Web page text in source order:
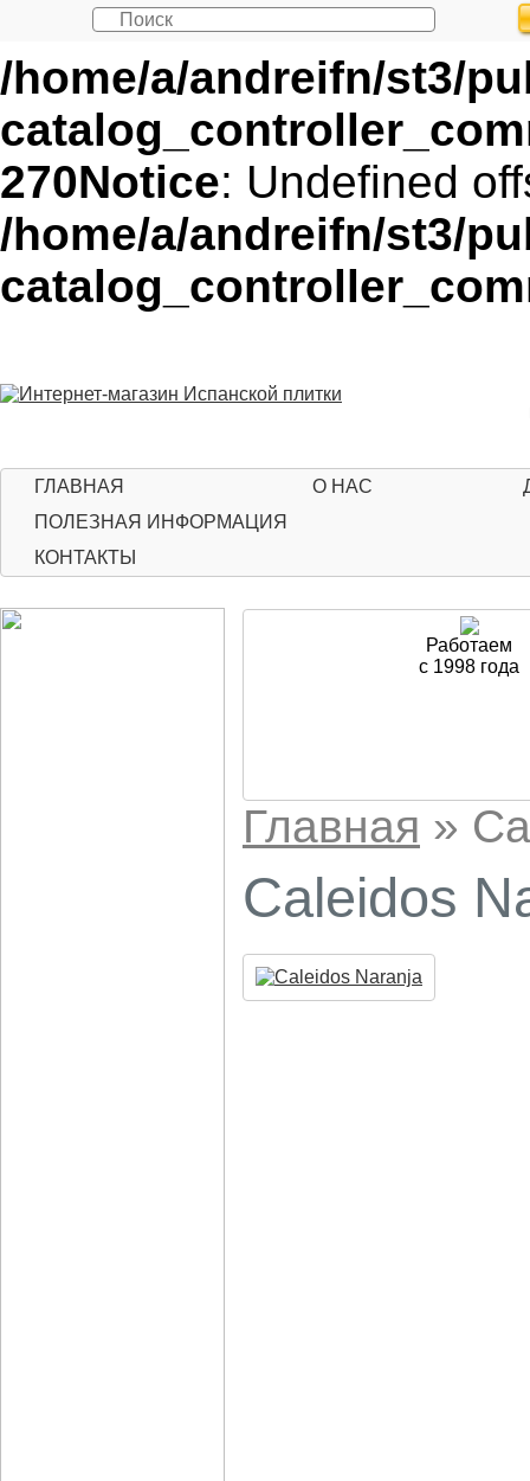
Notice: Undefined
/home/a/andreifn/st3/
270Notice: Undefined
/home/a/andreifn/st3/
ГЛАВНАЯ О НАС
ПОЛЕЗНАЯ ИНФОРМАЦИЯ
КОНТАКТЫ
Работаем
с 1998 года
Главная »
Caleidos